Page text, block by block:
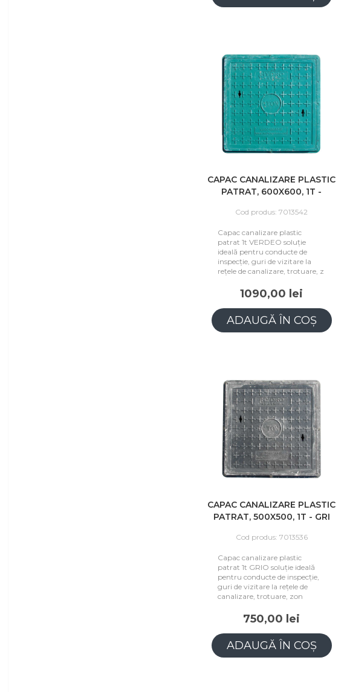
CAPAC CANALIZARE PLASTIC
PATRAT, 600X600, 1T -
Cod produs: 7013542
Capac canalizare plastic
patrat 1t VERDEO soluție
ideală pentru conducte de
inspecție, guri de vizitare la
rețele de canalizare, trotuare, z
1090,00 lei
ADAUGĂ ÎN COȘ
CAPAC CANALIZARE PLASTIC
PATRAT, 500X500, 1T - GRI
Cod produs: 7013536
Capac canalizare plastic
patrat 1t GRIO soluție ideală
pentru conducte de inspecție,
guri de vizitare la rețele de
canalizare, trotuare, zon
750,00 lei
ADAUGĂ ÎN COȘ